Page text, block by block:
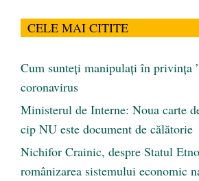
CELE MAI CITITE
Cum sunteți manipulați în privința
coronavirus
Ministerul de Interne: Noua carte
cip NU este document de călătorie
Nichifor Crainic, despre Statul
românizarea sistemului economic